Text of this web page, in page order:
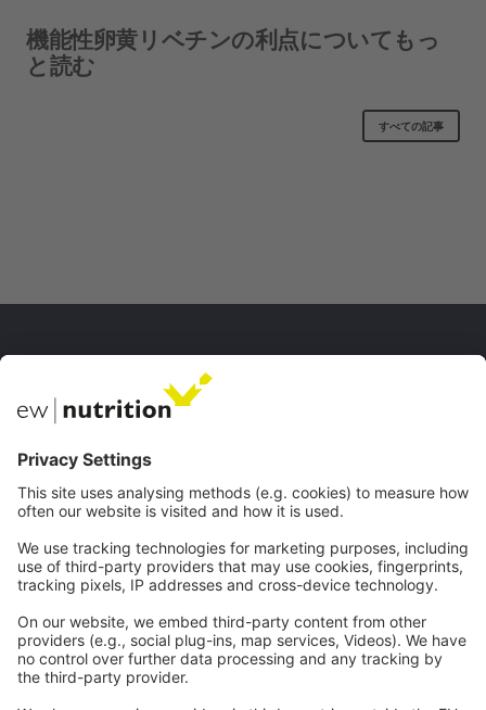
機能性卵黄リベチンの利点についてもっ
と読む
すべての記事
私たちのウェブサイト
EW Biotech
コミュニケーション
ウェブセミナー
キャリア
インプリント
個人情報保護方針